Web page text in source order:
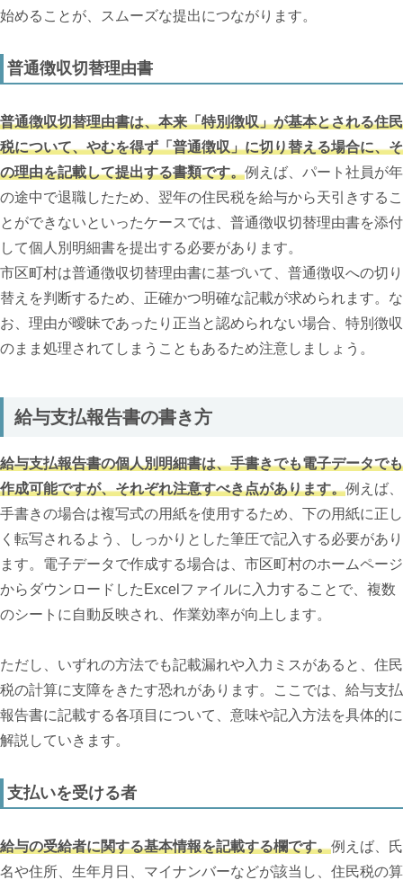
始めることが、スムーズな提出につながります。
普通徴収切替理由書
普通徴収切替理由書は、本来「特別徴収」が基本とされる住民
税について、やむを得ず「普通徴収」に切り替える場合に、そ
の理由を記載して提出する書類です。例えば、パート社員が年
の途中で退職したため、翌年の住民税を給与から天引きするこ
とができないといったケースでは、普通徴収切替理由書を添付
して個人別明細書を提出する必要があります。
市区町村は普通徴収切替理由書に基づいて、普通徴収への切り
替えを判断するため、正確かつ明確な記載が求められます。な
お、理由が曖昧であったり正当と認められない場合、特別徴収
のまま処理されてしまうこともあるため注意しましょう。
給与支払報告書の書き方
給与支払報告書の個人別明細書は、手書きでも電子データでも
作成可能ですが、それぞれ注意すべき点があります。例えば、
手書きの場合は複写式の用紙を使用するため、下の用紙に正し
く転写されるよう、しっかりとした筆圧で記入する必要があり
ます。電子データで作成する場合は、市区町村のホームページ
からダウンロードしたExcelファイルに入力することで、複数
のシートに自動反映され、作業効率が向上します。
ただし、いずれの方法でも記載漏れや入力ミスがあると、住民
税の計算に支障をきたす恐れがあります。ここでは、給与支払
報告書に記載する各項目について、意味や記入方法を具体的に
解説していきます。
支払いを受ける者
給与の受給者に関する基本情報を記載する欄です。例えば、氏
名や住所、生年月日、マイナンバーなどが該当し、住民税の算